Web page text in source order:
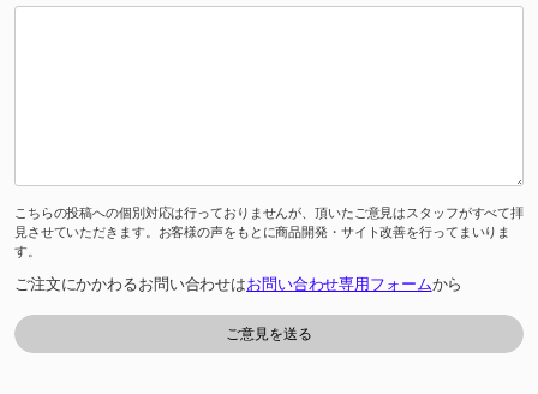
こちらの投稿への個別対応は行っておりませんが、頂いたご意見はスタッフがすべて拝
見させていただきます。お客様の声をもとに商品開発・サイト改善を行ってまいりま
す。
ご注文にかかわるお問い合わせはお問い合わせ専用フォームから